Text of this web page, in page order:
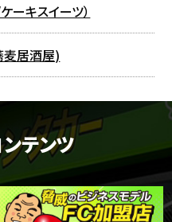
ーキスイーツ）
麦居酒屋)
テンツ